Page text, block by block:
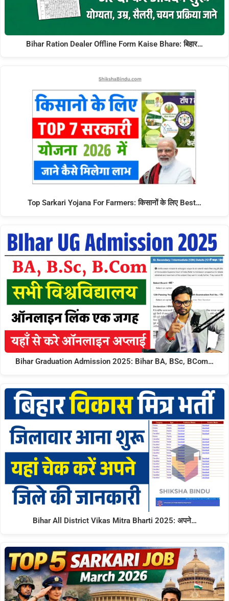
Bihar Ration Dealer Offline Form Kaise Bhare: बिहार…
Top Sarkari Yojana For Farmers: किसानों के लिए Best…
Bihar Graduation Admission 2025: Bihar BA, BSc, BCom…
Bihar All District Vikas Mitra Bharti 2025: अपने…